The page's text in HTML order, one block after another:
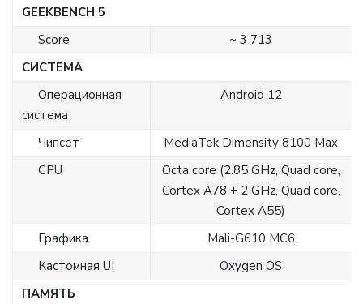
GEEKBENCH 5
Score
~ 3 713
СИСТЕМА
Операционная
система
Android 12
Чипсет
MediaTek Dimensity 8100 Max
CPU
Octa core (2.85 GHz, Quad core,
Cortex A78 + 2 GHz, Quad core,
Cortex A55)
Графика
Mali-G610 MC6
Кастомная UI
Oxygen OS
ПАМЯТЬ